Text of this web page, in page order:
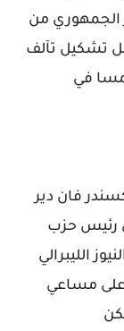
الجمهوري من
تشكيل تآلف
في
فان دير
رئيس حزب
الليبرالي
على مساعي